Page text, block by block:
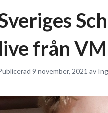
live från
9 november, 2021 av